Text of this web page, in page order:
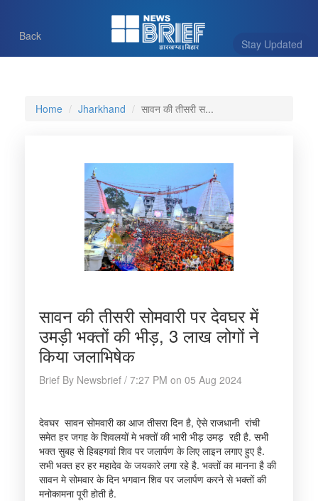
Stay Updated
Back
Home Jharkhand सावन की तीसरी स...
सावन की तीसरी सोमवारी पर देवघर में
उमड़ी भक्तों की भीड़, 3 लाख लोगों ने
किया जलाभिषेक
Brief By Newsbrief / 7:27 PM on 05 Aug 2024
देवघर सावन सोमवारी का आज तीसरा दिन है, ऐसे राजधानी रांची
समेत हर जगह के शिवलयों मे भक्तों की भारी भीड़ उमड़ रही है. सभी
भक्त सुबह से हिबहगवां शिव पर जलार्पण के लिए लाइन लगाए हुए है.
सभी भक्त हर हर महादेव के जयकारे लगा रहे है. भक्तों का मानना है की
सावन मे सोमवार के दिन भगवान शिव पर जलार्पण करने से भक्तों की
मनोकामना पूरी होती है.